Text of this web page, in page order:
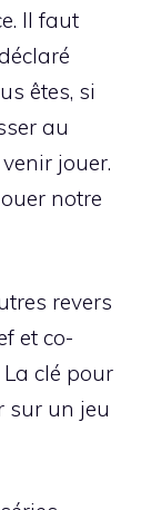
Il faut
êtes, si
au
jouer.
notre
revers
et co-
clé pour
sur un jeu